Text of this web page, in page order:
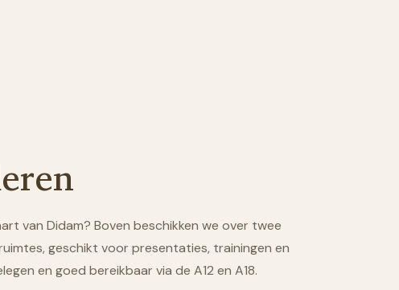
van Didam? Boven beschikken we over twee
geschikt voor presentaties, trainingen en
en goed bereikbaar via de A12 en A18.